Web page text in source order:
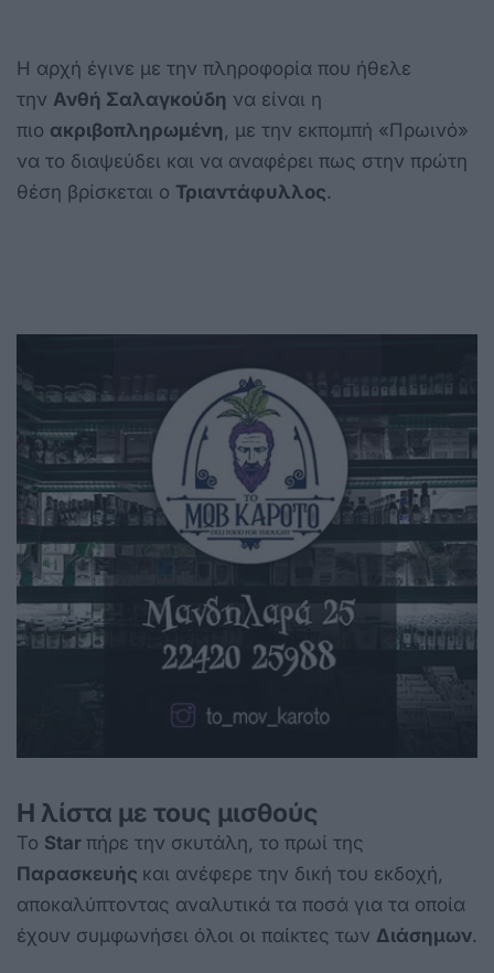
Η αρχή έγινε με την πληροφορία που ήθελε
την Ανθή Σαλαγκούδη να είναι η
πιο ακριβοπληρωμένη , με την εκπομπή «Πρωινό»
να το διαψεύδει και να αναφέρει πως στην πρώτη
θέση βρίσκεται ο Τριαντάφυλλος.
Η λίστα με τους μισθούς
Το Star πήρε την σκυτάλη, το πρωί της
Παρασκευής και ανέφερε την δική του εκδοχή,
αποκαλύπτοντας αναλυτικά τα ποσά για τα οποία
έχουν συμφωνήσει όλοι οι παίκτες των Διάσημων.